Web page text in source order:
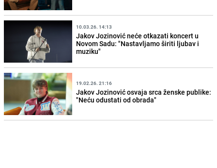
10.03.26. 14:13
Jakov Jozinović neće otkazati koncert u
Novom Sadu: "Nastavljamo širiti ljubav i
muziku"
19.02.26. 21:16
Jakov Jozinović osvaja srca ženske publike:
"Neću odustati od obrada"